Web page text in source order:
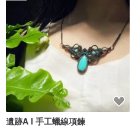
遺跡A l 手工蠟線項鍊